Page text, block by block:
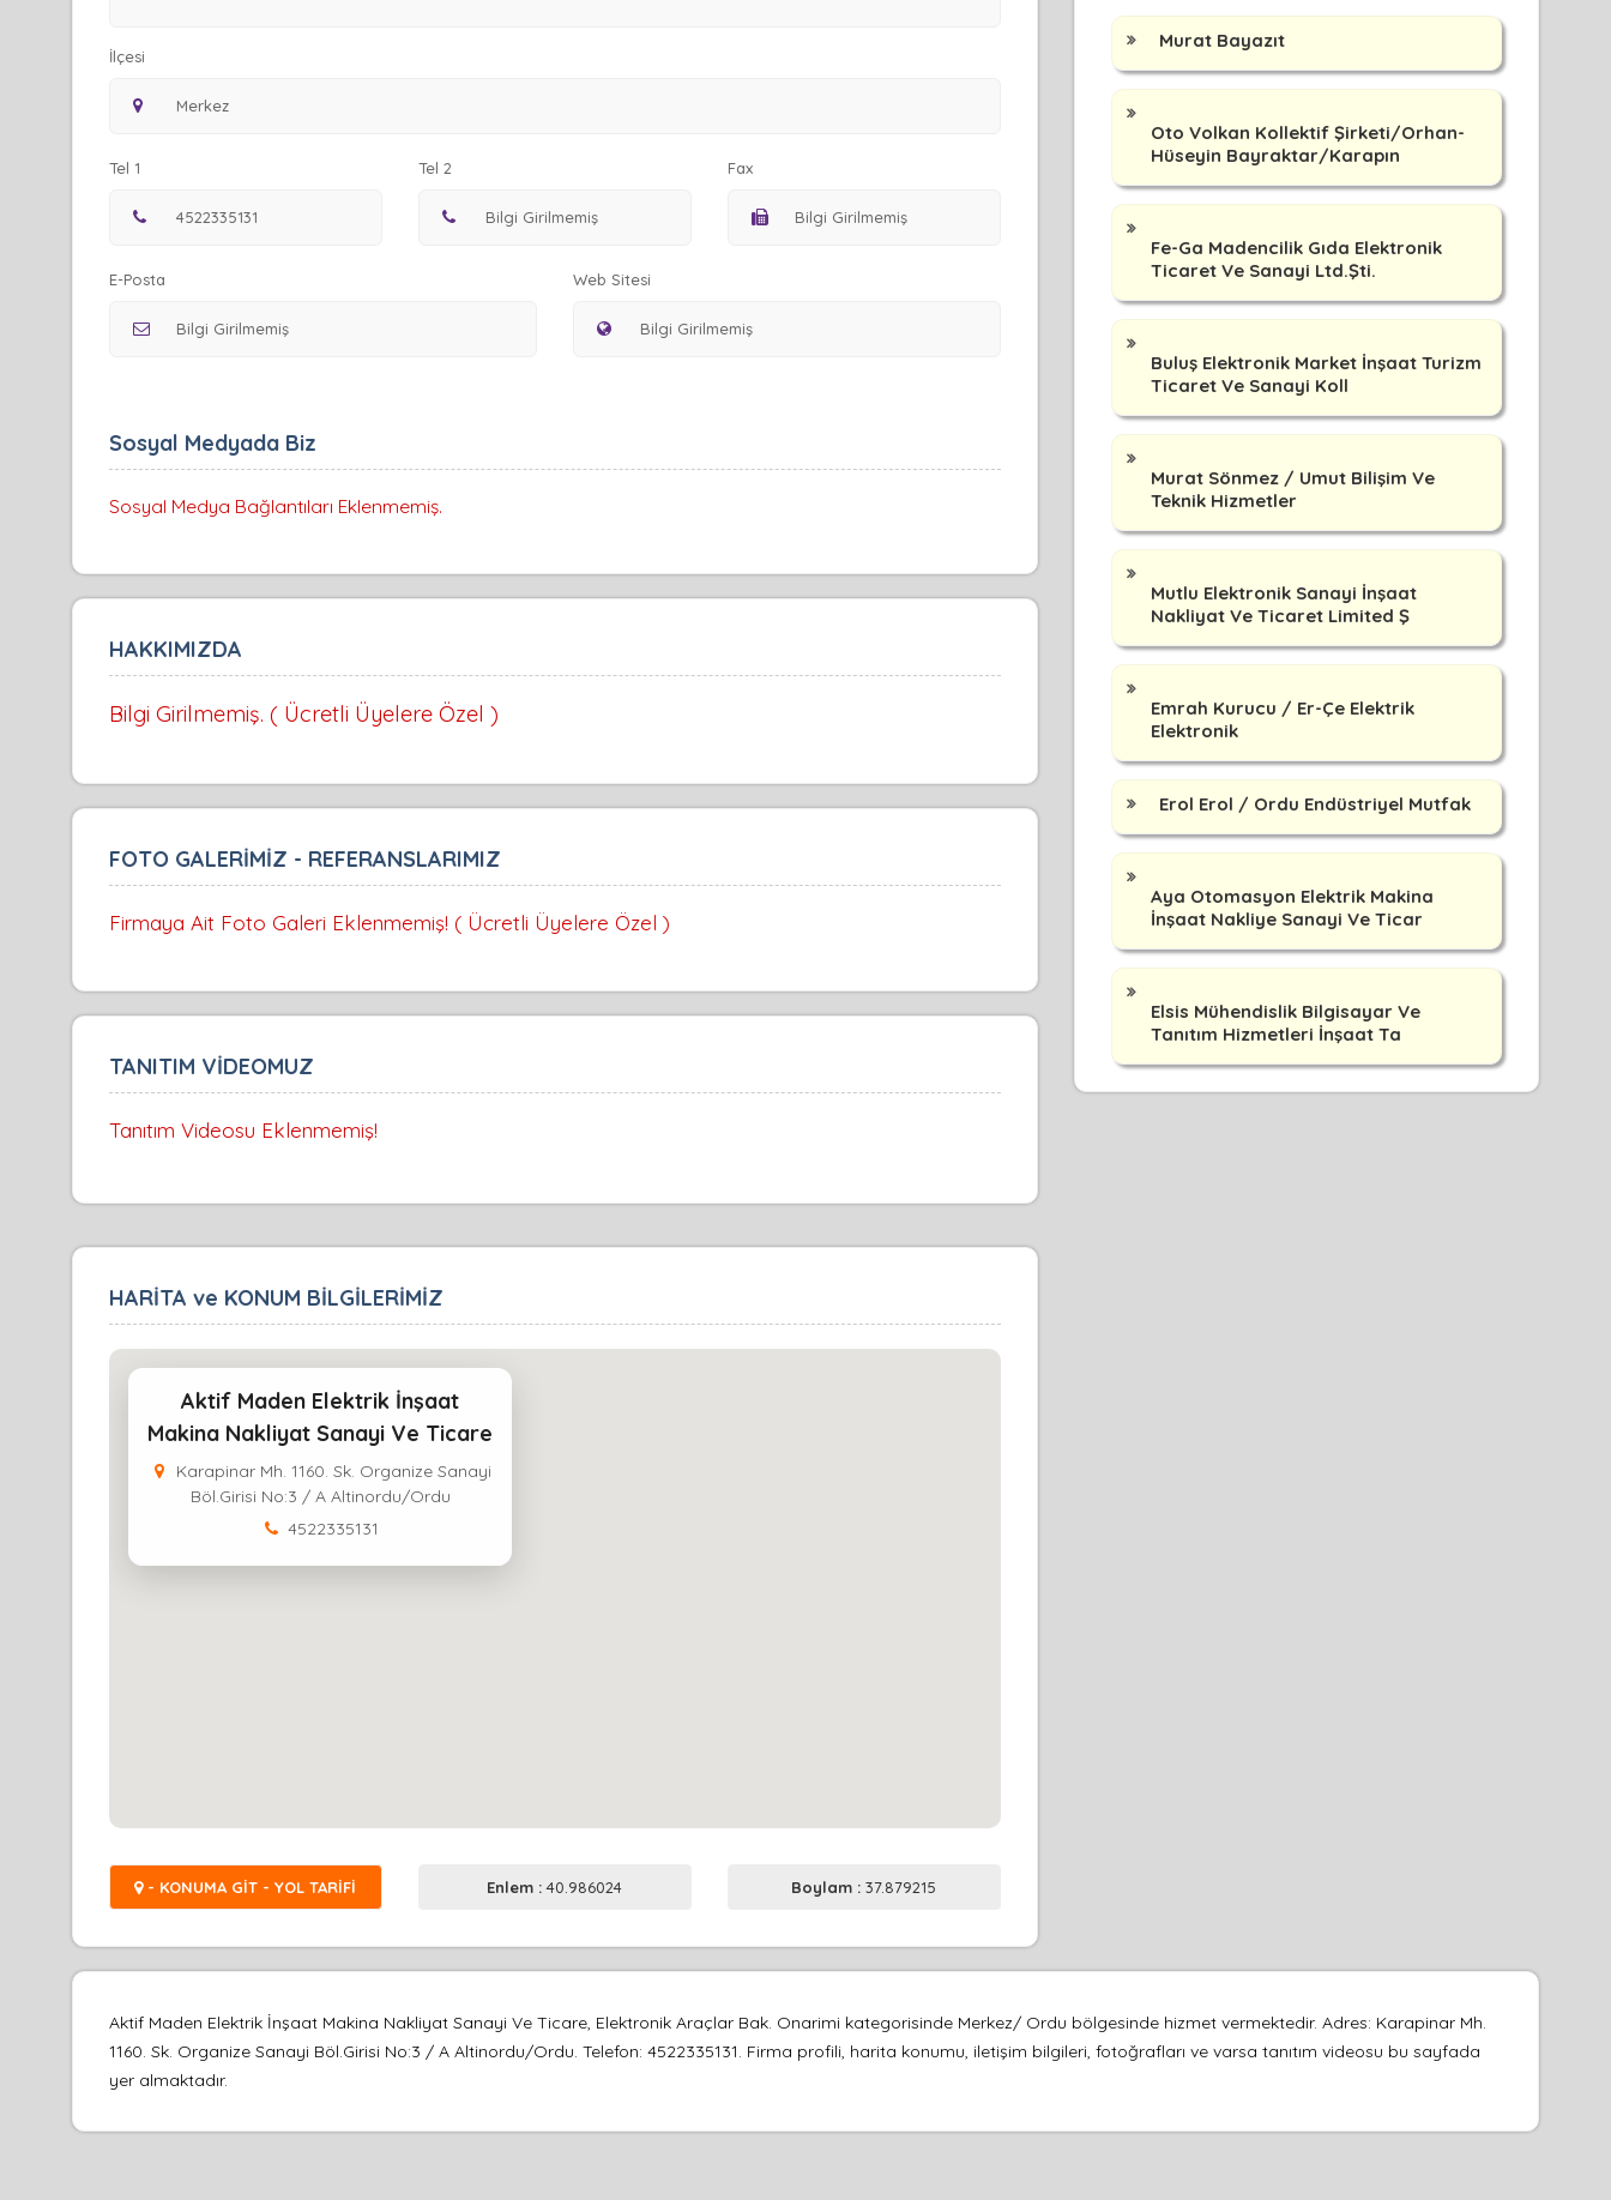
İlçesi
Tel 1 Tel 2 Fax
E-Posta Web Sitesi
Sosyal Medyada Biz
Sosyal Medya Bağlantıları Eklenmemiş.
HAKKIMIZDA
Bilgi Girilmemiş. ( Ücretli Üyelere Özel )
FOTO GALERİMİZ - REFERANSLARIMIZ
Firmaya Ait Foto Galeri Eklenmemiş! ( Ücretli Üyelere Özel )
TANITIM VİDEOMUZ
Tanıtım Videosu Eklenmemiş!
HARİTA ve KONUM BİLGİLERİMİZ
Aktif Maden Elektrik İnşaat
Makina Nakliyat Sanayi Ve Ticare
Karapinar Mh. 1160. Sk. Organize Sanayi
Böl.Girisi No:3 / A Altinordu/Ordu
4522335131
- KONUMA GİT - YOL TARİFİ Enlem :40.986024 Boylam :37.879215
Murat Bayazıt
Oto Volkan Kollektif Şirketi/Orhan-
Hüseyin Bayraktar/Karapın
Fe-Ga Madencilik Gıda Elektronik
Ticaret Ve Sanayi Ltd.Şti.
Buluş Elektronik Market İnşaat Turizm
Ticaret Ve Sanayi Koll
Murat Sönmez / Umut Bilişim Ve
Teknik Hizmetler
Mutlu Elektronik Sanayi İnşaat
Nakliyat Ve Ticaret Limited Ş
Emrah Kurucu / Er-Çe Elektrik
Elektronik
Erol Erol / Ordu Endüstriyel Mutfak
Aya Otomasyon Elektrik Makina
İnşaat Nakliye Sanayi Ve Ticar
Elsis Mühendislik Bilgisayar Ve
Tanıtım Hizmetleri İnşaat Ta
Aktif Maden Elektrik İnşaat Makina Nakliyat Sanayi Ve Ticare, Elektronik Araçlar Bak. Onarimi kategorisinde Merkez/ Ordu bölgesinde hizmet vermektedir. Adres: Karapinar Mh.
1160. Sk. Organize Sanayi Böl.Girisi No:3 / A Altinordu/Ordu. Telefon: 4522335131. Firma profili, harita konumu, iletişim bilgileri, fotoğrafları ve varsa tanıtım videosu bu sayfada
yer almaktadır.